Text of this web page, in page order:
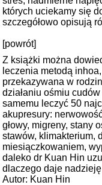
których uciekamy się
szczegółowo opisują
[powrót]
Z książki można
leczenia metodą
przekazywana w
działaniu ośmiu
samemu leczyć 50
akupresury:
głowy, migreny, stany
stawów, klimakterium,
miesiączkowaniem,
daleko dr Kuan Hin
dlaczego daje
Autor: Kuan Hin